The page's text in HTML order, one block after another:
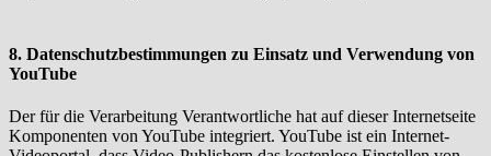
8. Datenschutzbestimmungen zu Einsatz und Verwendung von
YouTube
Der für die Verarbeitung Verantwortliche hat auf dieser Internetseite
Komponenten von YouTube integriert. YouTube ist ein Internet-